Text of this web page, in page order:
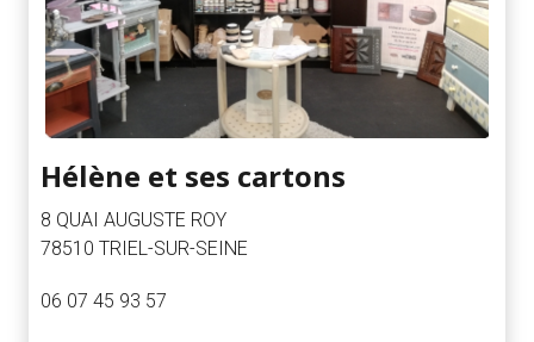
Hélène et ses cartons
8 QUAI AUGUSTE ROY
78510 TRIEL-SUR-SEINE
06 07 45 93 57